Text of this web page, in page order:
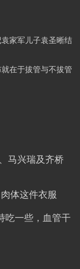
家军儿子袁圣晰结
在于拔管与不拔管
马兴瑞及齐桥
体这件衣服
吃一些，血管干